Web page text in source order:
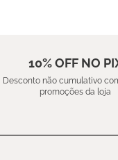
10% OFF NO
Desconto não cumulativo
promoções da loja